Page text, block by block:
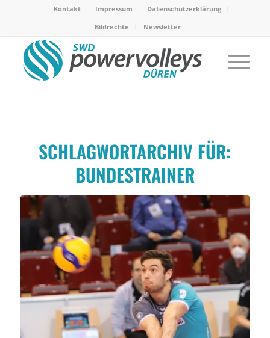
Kontakt Impressum
Datenschutzerklärung
Bildrechte
Newsletter
SCHLAGWORTARCHIV FÜR:
BUNDESTRAINER